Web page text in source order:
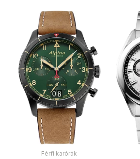
Férfi karórák